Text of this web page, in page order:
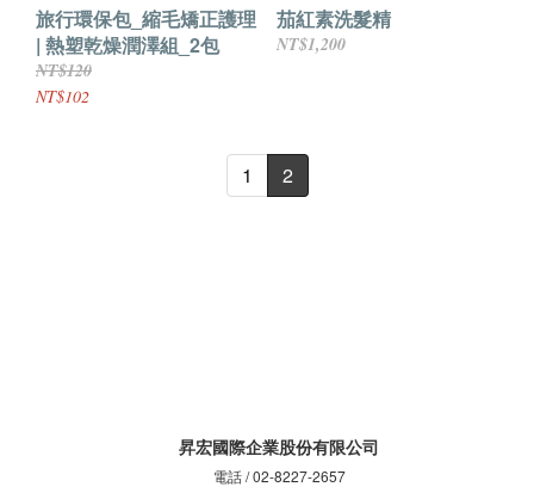
旅行環保包_縮毛矯正護理
| 熱塑乾燥潤澤組_2包
NT$120
NT$102
茄紅素洗髮精
NT$1,200
1 2
昇宏國際企業股份有限公司
電話 / 02-8227-2657